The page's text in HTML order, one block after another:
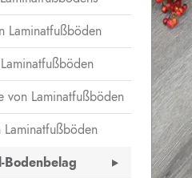
Laminatfußböden
von Laminatfußböden
Bodenbelag